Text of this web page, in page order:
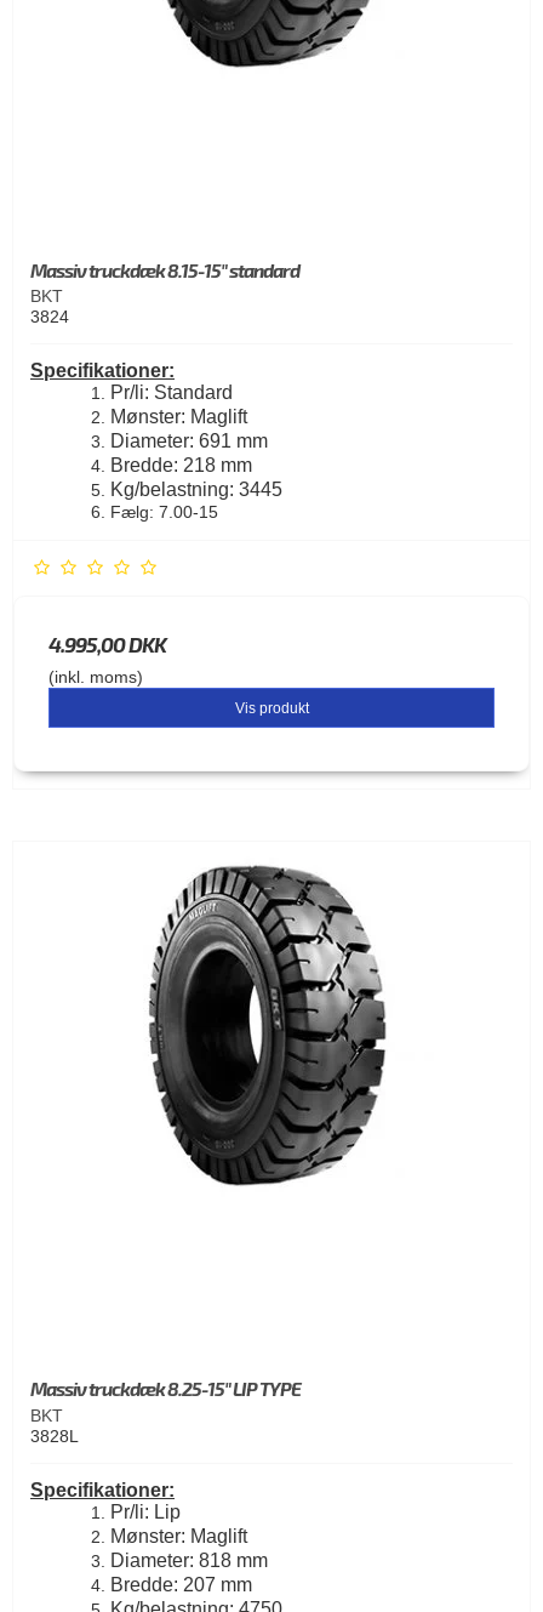
Massiv truckdæk 8.15-15" standard
BKT
3824
Specifikationer:
Pr/li: Standard
Mønster: Maglift
Diameter: 691 mm
Bredde: 218 mm
Kg/belastning: 3445
Fælg: 7.00-15
4.995,00 DKK
(inkl. moms)
Vis produkt
Massiv truckdæk 8.25-15" LIP TYPE
BKT
3828L
Specifikationer:
Pr/li: Lip
Mønster: Maglift
Diameter: 818 mm
Bredde: 207 mm